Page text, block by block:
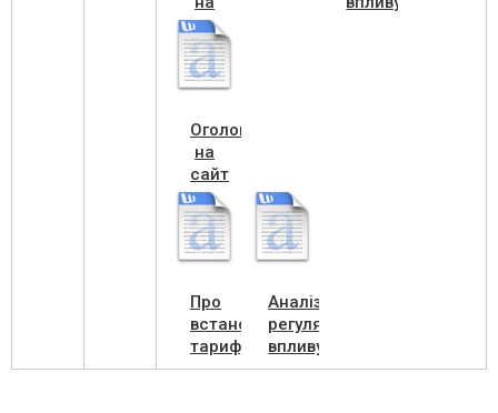
виконком
Оголошення
на
сайт
10.21
Про
встановлення
тарифу
на
Аналіз
регулят.
впливу
тарифи